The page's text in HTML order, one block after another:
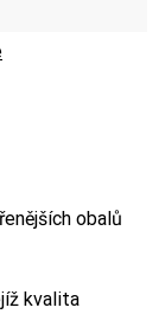
obalů
kvalita